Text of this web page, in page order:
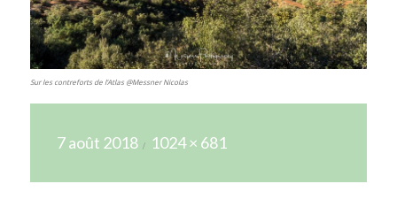
Sur les contreforts de l’Atlas @Messner Nicolas
le
7 août 2018
réelle
1024 × 681